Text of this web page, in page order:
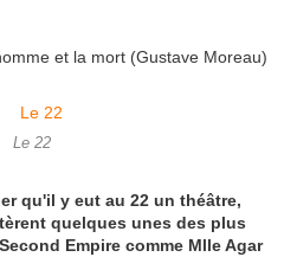
mort (Gustave Moreau)
Le 22
qu'il y eut au 22 un théâtre,
quelques unes des plus
Empire comme Mlle Agar